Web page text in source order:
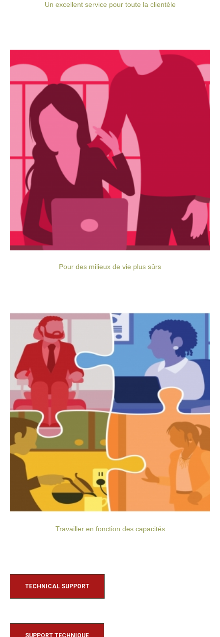
Un excellent service pour toute la clientèle
Pour des milieux de vie plus sûrs
Travailler en fonction des capacités
TECHNICAL SUPPORT
SUPPORT TECHNIQUE